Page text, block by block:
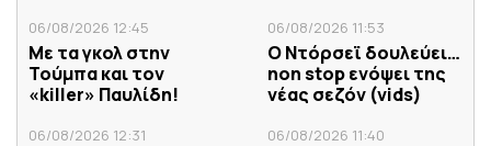
06/08/2026 12:45
Με τα γκολ στην
Τούμπα και τον
«killer» Παυλίδη!
06/08/2026 12:31
06/08/2026 11:53
Ο Ντόρσεϊ δουλεύει…
non stop ενόψει της
νέας σεζόν (vids)
06/08/2026 11:40